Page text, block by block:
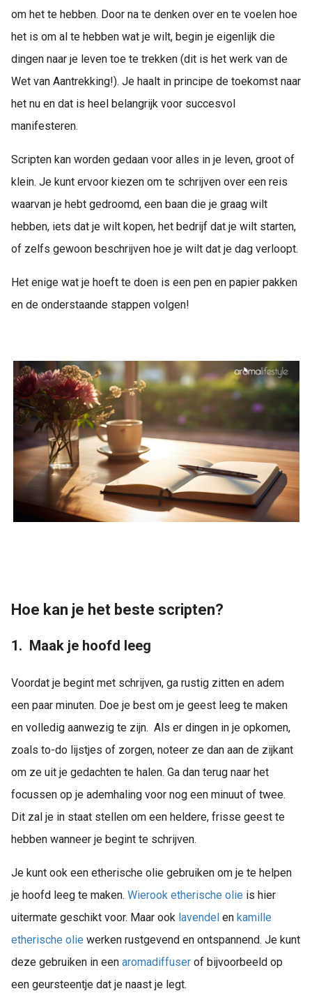
om het te hebben. Door na te denken over en te voelen hoe
het is om al te hebben wat je wilt, begin je eigenlijk die
dingen naar je leven toe te trekken (dit is het werk van de
Wet van Aantrekking!). Je haalt in principe de toekomst naar
het nu en dat is heel belangrijk voor succesvol
manifesteren.
Scripten kan worden gedaan voor alles in je leven, groot of
klein. Je kunt ervoor kiezen om te schrijven over een reis
waarvan je hebt gedroomd, een baan die je graag wilt
hebben, iets dat je wilt kopen, het bedrijf dat je wilt starten,
of zelfs gewoon beschrijven hoe je wilt dat je dag verloopt.
Het enige wat je hoeft te doen is een pen en papier pakken
en de onderstaande stappen volgen!
Hoe kan je het beste scripten?
1. Maak je hoofd leeg
Voordat je begint met schrijven, ga rustig zitten en adem
een paar minuten. Doe je best om je geest leeg te maken
en volledig aanwezig te zijn. Als er dingen in je opkomen,
zoals to-do lijstjes of zorgen, noteer ze dan aan de zijkant
om ze uit je gedachten te halen. Ga dan terug naar het
focussen op je ademhaling voor nog een minuut of twee.
Dit zal je in staat stellen om een heldere, frisse geest te
hebben wanneer je begint te schrijven.
Je kunt ook een etherische olie gebruiken om je te helpen
je hoofd leeg te maken. Wierook etherische olie is hier
uitermate geschikt voor. Maar ook lavendel en kamille
etherische olie werken rustgevend en ontspannend. Je kunt
deze gebruiken in een aromadiffuser of bijvoorbeeld op
een geursteentje dat je naast je legt.